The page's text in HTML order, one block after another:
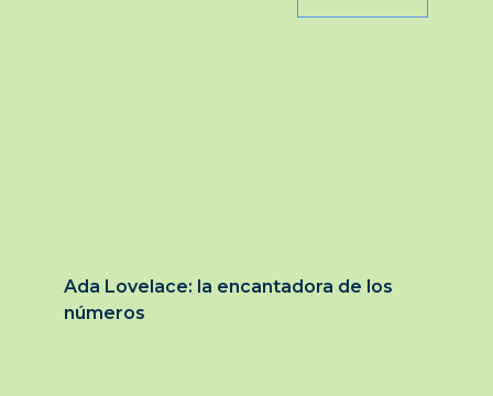
Ada Lovelace: la encantadora de los
números